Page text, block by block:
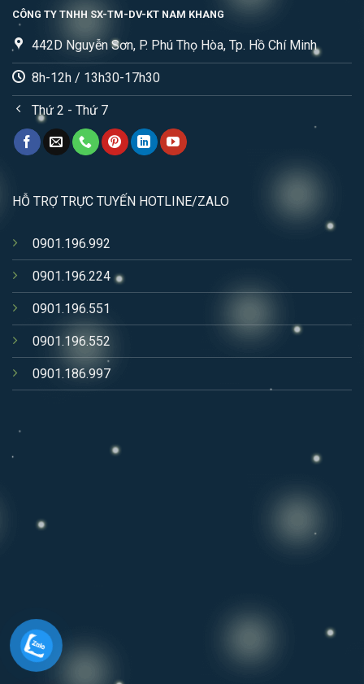
CÔNG TY TNHH SX-TM-DV-KT NAM KHANG
442D Nguyễn Sơn, P. Phú Thọ Hòa, Tp. Hồ Chí Minh
8h-12h / 13h30-17h30
Thứ 2 - Thứ 7
HỖ TRỢ TRỰC TUYẾN HOTLINE/ZALO
0901.196.992
0901.196.224
0901.196.551
0901.196.552
0901.186.997